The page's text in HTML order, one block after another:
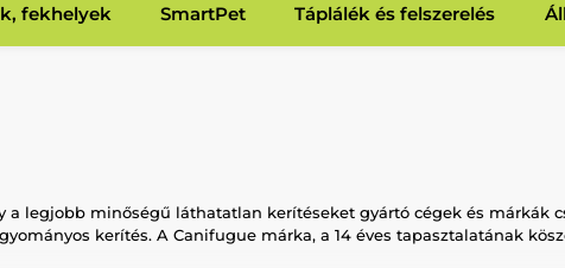
fekhelyek SmartPet Táplálék és felszerelés
a legjobb minőségű láthatatlan kerítéseket gyártó cégek és
kerítés. A Canifugue márka, a 14 éves tapasztalatának